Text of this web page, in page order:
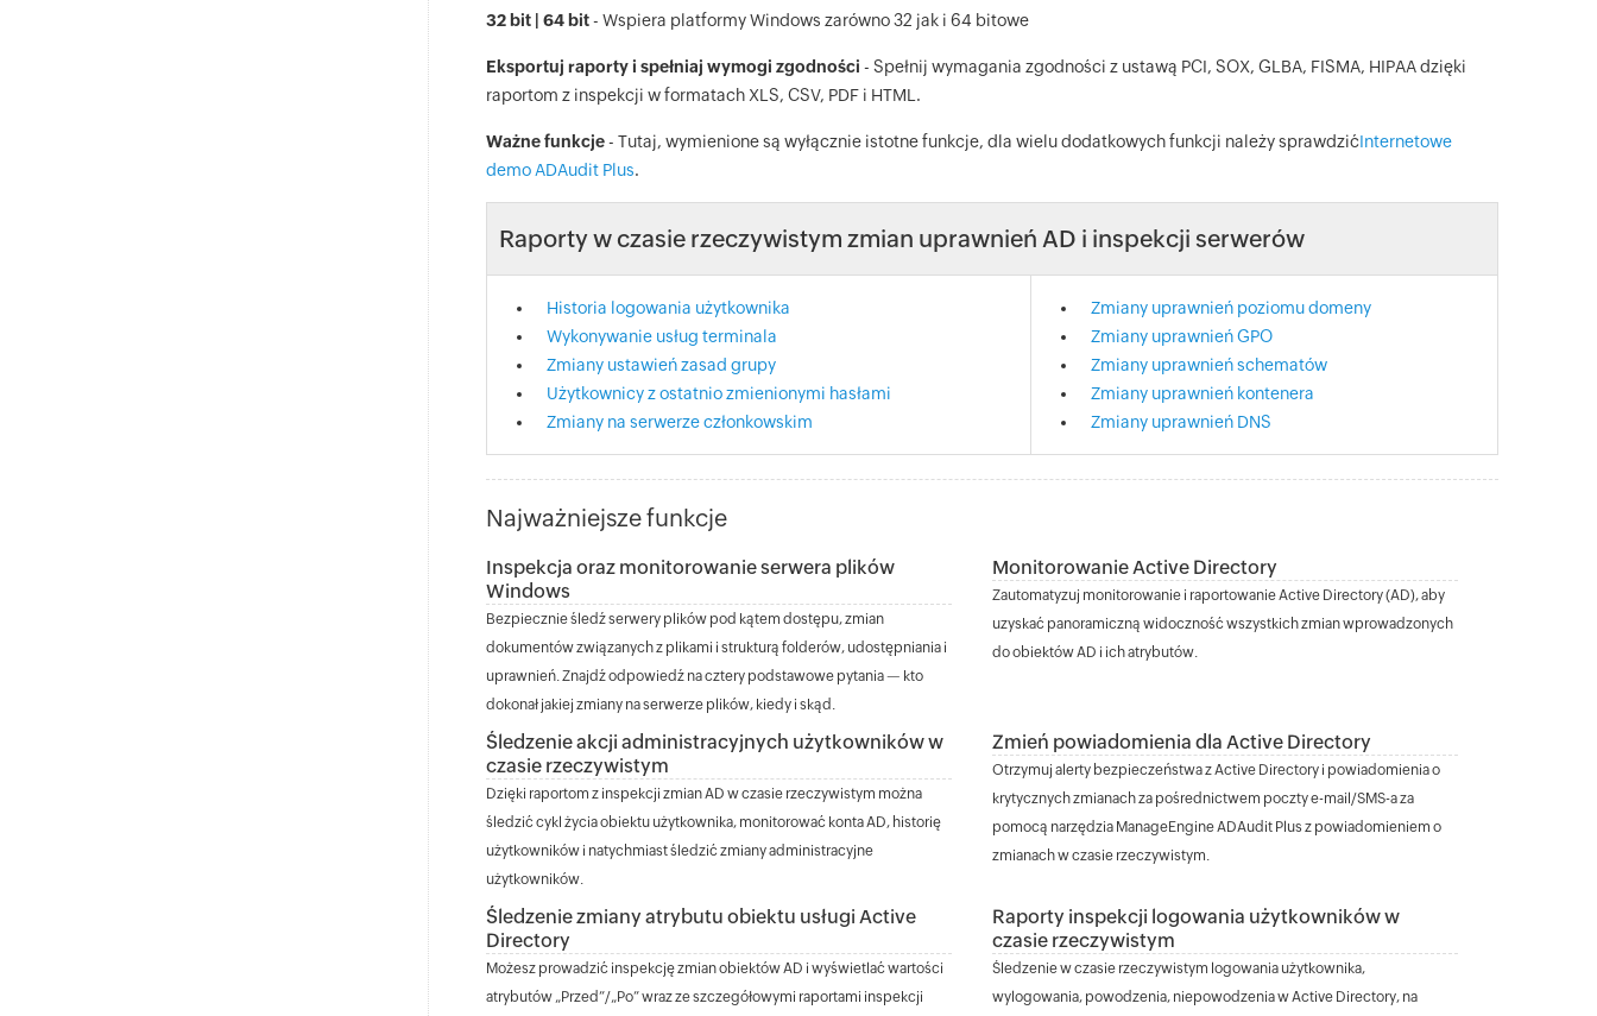
32 bit | 64 bit- Wspiera platformy Windows zarówno 32 jak i 64 bitowe
Eksportuj raporty i spełniaj wymogi zgodności - Spełnij wymagania zgodności z ustawą PCI, SOX, GLBA, FISMA, HIPAA dzięki
raportom z inspekcji w formatach XLS, CSV, PDF i HTML.
Ważne funkcje- Tutaj, wymienione są wyłącznie istotne funkcje, dla wielu dodatkowych funkcji należy sprawdzićInternetowe
demo ADAudit Plus.
Raporty w czasie rzeczywistym zmian uprawnień AD i inspekcji serwerów
Historia logowania użytkownika
Wykonywanie usług terminala
Zmiany ustawień zasad grupy
Użytkownicy z ostatnio zmienionymi hasłami
Zmiany na serwerze członkowskim
Zmiany uprawnień poziomu domeny
Zmiany uprawnień GPO
Zmiany uprawnień schematów
Zmiany uprawnień kontenera
Zmiany uprawnień DNS
Najważniejsze funkcje
Inspekcja oraz monitorowanie serwera plików
Windows
Bezpiecznie śledź serwery plików pod kątem dostępu, zmian
dokumentów związanych z plikami i strukturą folderów, udostępniania i
uprawnień. Znajdź odpowiedź na cztery podstawowe pytania — kto
dokonał jakiej zmiany na serwerze plików, kiedy i skąd.
Monitorowanie Active Directory
Zautomatyzuj monitorowanie i raportowanie Active Directory (AD), aby
uzyskać panoramiczną widoczność wszystkich zmian wprowadzonych
do obiektów AD i ich atrybutów.
Śledzenie akcji administracyjnych użytkowników w
czasie rzeczywistym
Dzięki raportom z inspekcji zmian AD w czasie rzeczywistym można
śledzić cykl życia obiektu użytkownika, monitorować konta AD, historię
użytkowników i natychmiast śledzić zmiany administracyjne
użytkowników.
Zmień powiadomienia dla Active Directory
Otrzymuj alerty bezpieczeństwa z Active Directory i powiadomienia o
krytycznych zmianach za pośrednictwem poczty e-mail/SMS-a za
pomocą narzędzia ManageEngine ADAudit Plus z powiadomieniem o
zmianach w czasie rzeczywistym.
Śledzenie zmiany atrybutu obiektu usługi Active
Directory
Możesz prowadzić inspekcję zmian obiektów AD i wyświetlać wartości
atrybutów „Przed”/„Po” wraz ze szczegółowymi raportami inspekcji
Raporty inspekcji logowania użytkowników w
czasie rzeczywistym
Śledzenie w czasie rzeczywistym logowania użytkownika,
wylogowania, powodzenia, niepowodzenia w Active Directory, na